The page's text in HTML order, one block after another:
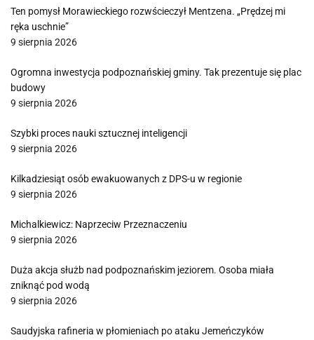
Ten pomysł Morawieckiego rozwścieczył Mentzena. „Prędzej mi
ręka uschnie”
9 sierpnia 2026
Ogromna inwestycja podpoznańskiej gminy. Tak prezentuje się plac
budowy
9 sierpnia 2026
Szybki proces nauki sztucznej inteligencji
9 sierpnia 2026
Kilkadziesiąt osób ewakuowanych z DPS-u w regionie
9 sierpnia 2026
Michalkiewicz: Naprzeciw Przeznaczeniu
9 sierpnia 2026
Duża akcja służb nad podpoznańskim jeziorem. Osoba miała
zniknąć pod wodą
9 sierpnia 2026
Saudyjska rafineria w płomieniach po ataku Jemeńczyków